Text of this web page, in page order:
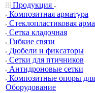
Продукция
Композитная арматура
Cтеклопластиковая
Сетка кладочная
Гибкие связи
Дюбели и фиксаторы
Сетки для птичников
Антидроновые сетки
Композитные опоры
Оборудование